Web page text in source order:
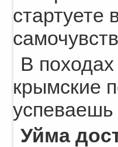
стартуете
В походах
крымские
Уйма